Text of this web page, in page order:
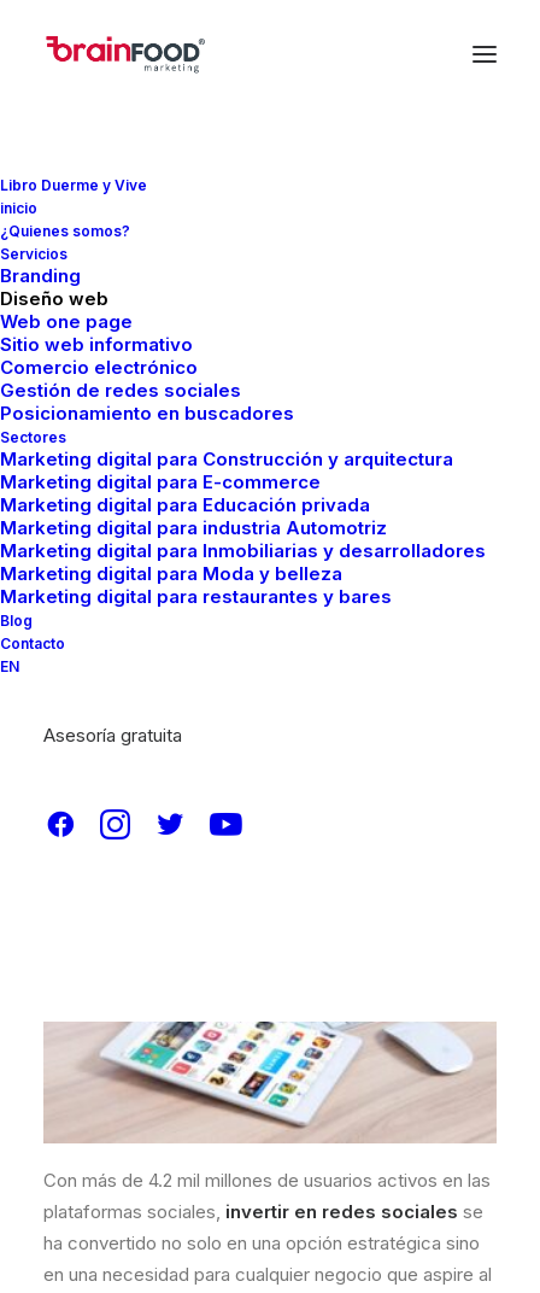
Libro Duerme y Vive
inicio
¿Quienes somos?
Servicios
Branding
Diseño web
Web one page
Sitio web informativo
Comercio electrónico
Gestión de redes sociales
Posicionamiento en buscadores
Sectores
Marketing digital para Construcción y arquitectura
Marketing digital para E-commerce
Marketing digital para Educación privada
Marketing digital para industria Automotriz
Marketing digital para Inmobiliarias y desarrolladores
Marketing digital para Moda y belleza
Marketing digital para restaurantes y bares
Blog
Contacto
EN
Asesoría gratuita
InRedes Sociales
Invertir en redes
sociales es una
decisión inteligente
FMCreador
Con más de 4.2 mil millones de usuarios activos en las
plataformas sociales, invertir en redes sociales se
ha convertido no solo en una opción estratégica sino
en una necesidad para cualquier negocio que aspire al